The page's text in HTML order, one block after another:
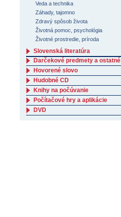
Veda a technika
Záhady, tajomno
Zdravý spôsob života
Životná pomoc, psychológia
Životné prostredie, príroda
Slovenská literatúra
Darčekové predmety a ostatné
Hovorené slovo
Hudobné CD
Knihy na počúvanie
Počítačové hry a aplikácie
DVD